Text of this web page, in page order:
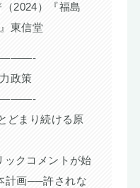
2024）『福島
東信堂
政策
どまり続ける原
ックコメントが始
計画──許されな